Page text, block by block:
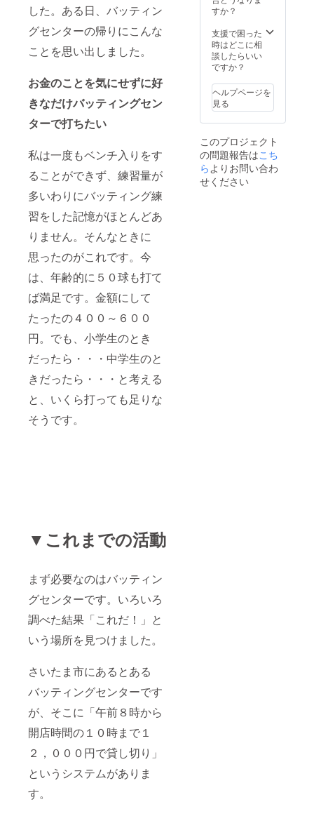
した。ある日、バッティン
グセンターの帰りにこんな
ことを思い出しました。
お金のことを気にせずに好
きなだけバッティングセン
ターで打ちたい
私は一度もベンチ入りをす
ることができず、練習量が
多いわりにバッティング練
習をした記憶がほとんどあ
りません。そんなときに
思ったのがこれです。今
は、年齢的に５０球も打て
ば満足です。金額にして
たったの４００～６００
円。でも、小学生のとき
だったら・・・中学生のと
きだったら・・・と考える
と、いくら打っても足りな
そうです。
▼これまでの活動
まず必要なのはバッティン
グセンターです。いろいろ
調べた結果「これだ！」と
いう場所を見つけました。
さいたま市にあるとある
バッティングセンターです
が、そこに「午前８時から
開店時間の１０時まで１
２，０００円で貸し切り」
というシステムがありま
す。
すか？
支援で困った
時はどこに相
談したらいい
ですか？
ヘルプページを
見る
このプロジェクト
の問題報告はこち
らよりお問い合わ
せください